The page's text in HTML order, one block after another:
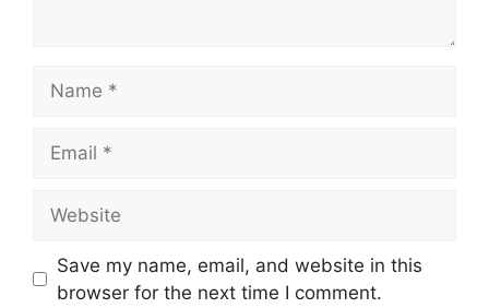
Save my name, email, and website in this
browser for the next time I comment.